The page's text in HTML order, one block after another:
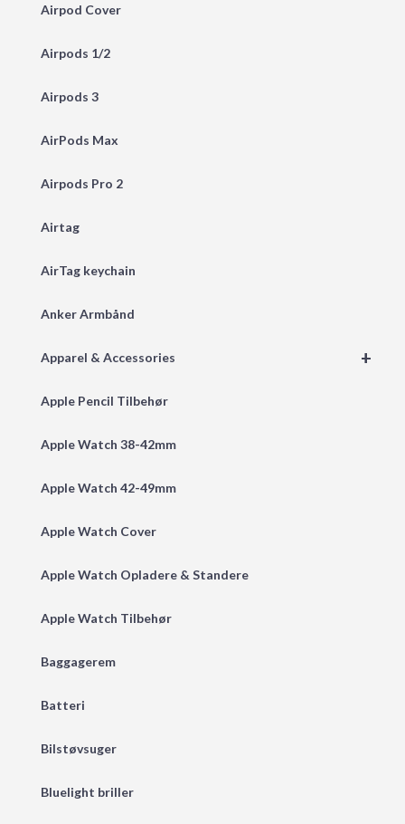
Airpod Cover
Airpods 1/2
Airpods 3
AirPods Max
Airpods Pro 2
Airtag
AirTag keychain
Anker Armbånd
+
Apparel & Accessories
Apple Pencil Tilbehør
Apple Watch 38-42mm
Apple Watch 42-49mm
Apple Watch Cover
Apple Watch Opladere & Standere
Apple Watch Tilbehør
Baggagerem
Batteri
Bilstøvsuger
Bluelight briller